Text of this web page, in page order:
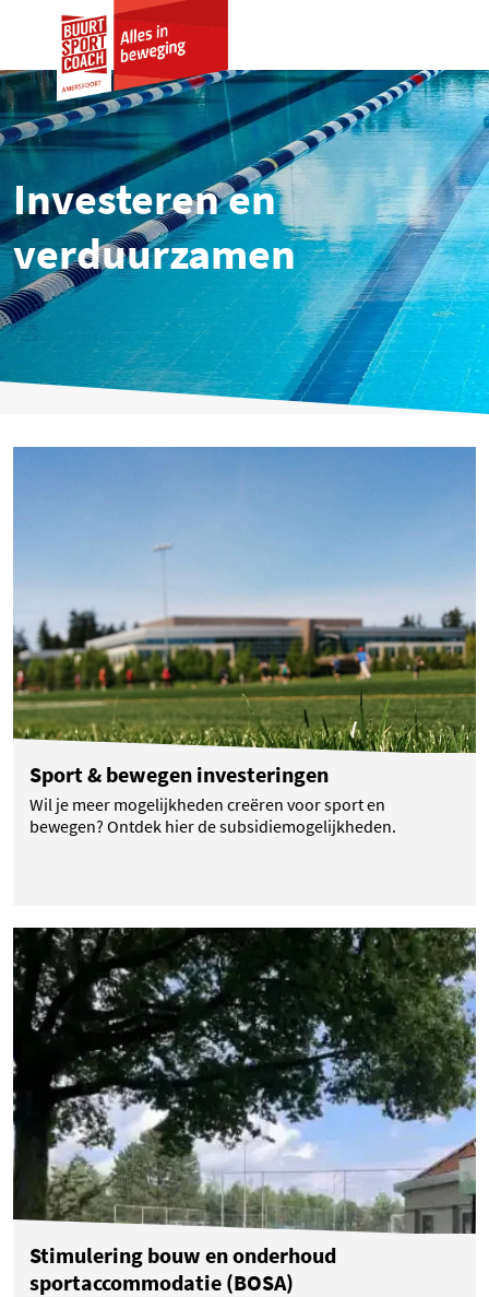
Investeren en
verduurzamen
Sport & bewegen investeringen
Wil je meer mogelijkheden creëren voor sport en
bewegen? Ontdek hier de subsidiemogelijkheden.
(opent in een nieuwe tab)
Stimulering bouw en onderhoud
sportaccommodatie (BOSA)